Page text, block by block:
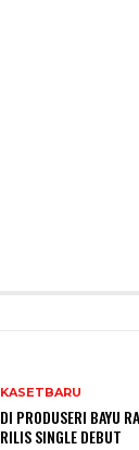
KASETBARU
DI PRODUSERI BAYU
RILIS SINGLE DEBUT